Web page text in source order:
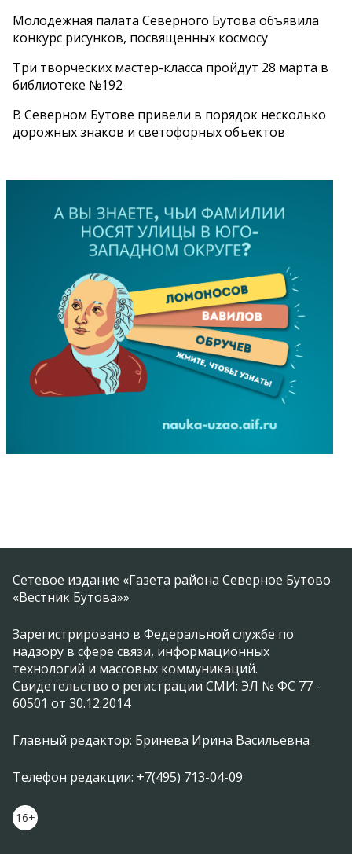
Молодежная палата Северного Бутова объявила
конкурс рисунков, посвященных космосу
Три творческих мастер-класса пройдут 28 марта в
библиотеке №192
В Северном Бутове привели в порядок несколько
дорожных знаков и светофорных объектов
Сетевое издание «Газета района Северное Бутово
«Вестник Бутова»»
Зарегистрировано в Федеральной службе по
надзору в сфере связи, информационных
технологий и массовых коммуникаций.
Свидетельство о регистрации СМИ: ЭЛ № ФС 77 -
60501 от 30.12.2014
Главный редактор: Бринева Ирина Васильевна
Телефон редакции: +7(495) 713-04-09
16+